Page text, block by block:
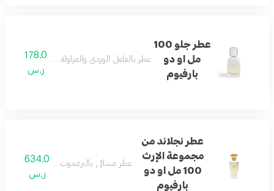
عطر جلو 100
مل او دو
بارفيوم
عطر بالفلفل الوردي والفراولة والبرالين
178.0
ر.س
عطر نجلاند من
مجموعة الإرث
100 مل او دو
بارفيوم
عطر مسائي بالبرغموت والتفاح الأخضر
634.0
ر.س